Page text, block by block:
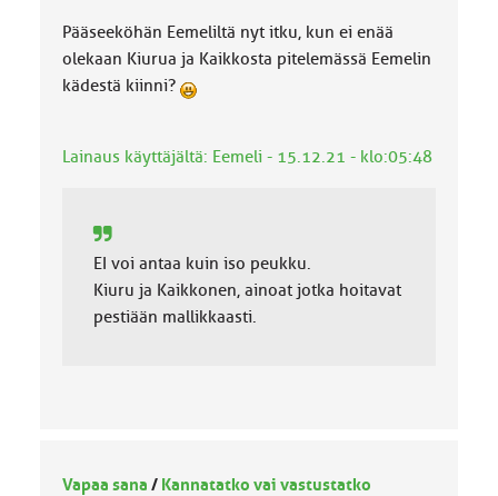
Pääseeköhän Eemeliltä nyt itku, kun ei enää
olekaan Kiurua ja Kaikkosta pitelemässä Eemelin
kädestä kiinni?
Lainaus käyttäjältä: Eemeli - 15.12.21 - klo:05:48
EI voi antaa kuin iso peukku.
Kiuru ja Kaikkonen, ainoat jotka hoitavat
pestiään mallikkaasti.
Vapaa sana / Kannatatko vai vastustatko